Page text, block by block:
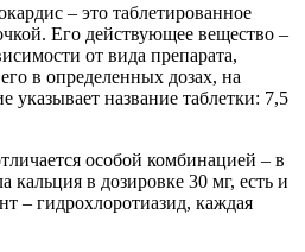
– это таблетированное
Его действующее вещество –
от вида препарата,
в определенных дозах, на
указывает название таблетки: 7,5
особой комбинацией – в
кальция в дозировке 30 мг, есть и
– гидрохлоротиазид, каждая